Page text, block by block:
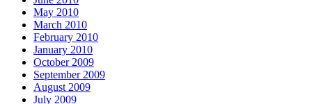
May 2010
March 2010
February 2010
January 2010
October 2009
September 2009
August 2009
July 2009